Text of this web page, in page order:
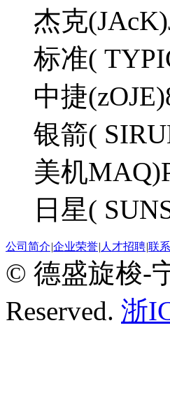
杰克
标准(
中捷
银箭(
美机
日星(
公司简介|企业荣誉| 人才招聘|联
© 德盛旋梭-
Reserved. 浙